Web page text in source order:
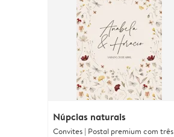
Núpcias naturais
Convites | Postal premium com três